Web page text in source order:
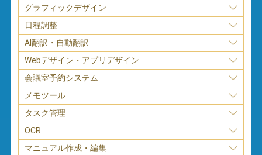
グラフィックデザイン
日程調整
AI翻訳・自動翻訳
Webデザイン・アプリデザイン
会議室予約システム
メモツール
タスク管理
OCR
マニュアル作成・編集